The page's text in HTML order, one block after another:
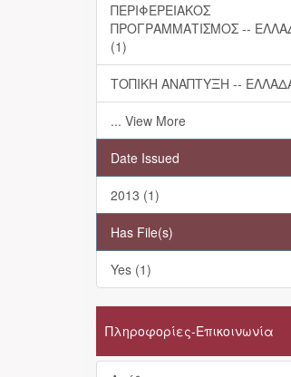
ΠΕΡΙΦΕΡΕΙΑΚΟΣ
ΠΡΟΓΡΑΜΜΑΤΙΣΜΟΣ --
(1)
ΤΟΠΙΚΗ ΑΝΑΠΤΥΞΗ --
... View More
Date Issued
2013 (1)
Has File(s)
Yes (1)
Πληροφορίες-Επικοινωνία